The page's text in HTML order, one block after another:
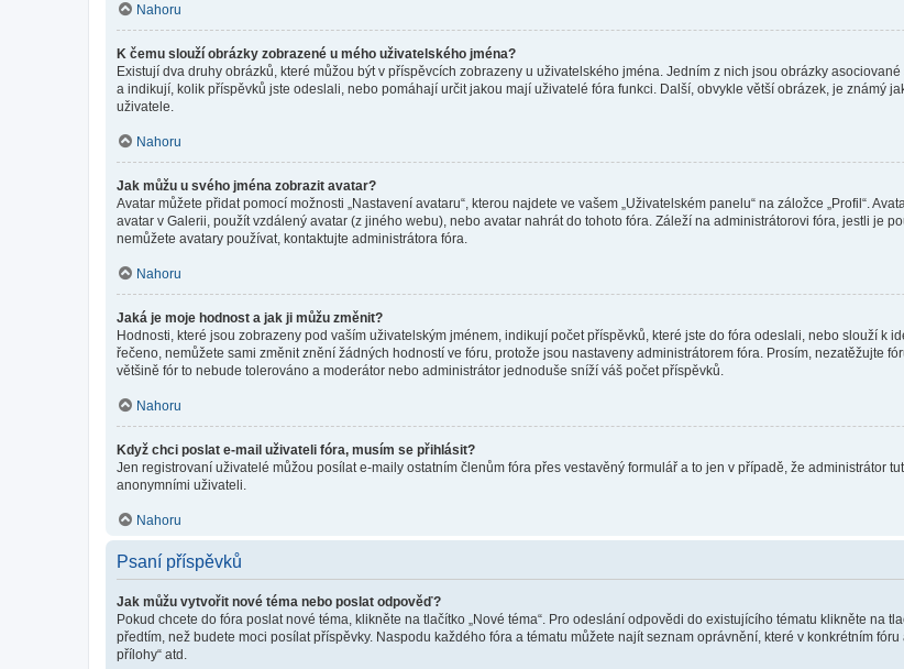
Nahoru
K čemu slouží obrázky zobrazené u mého uživatelského jména?
Existují dva druhy obrázků, které můžou být v příspěvcích zobrazeny u uživatelského jména. Jedním z nich jsou obrázky
a indikují, kolik příspěvků jste odeslali, nebo pomáhají určit jakou mají uživatelé fóra funkci. Další, obvykle větší obrázek, je známý
uživatele.
Nahoru
Jak můžu u svého jména zobrazit avatar?
Avatar můžete přidat pomocí možnosti „Nastavení avataru“, kterou najdete ve vašem „Uživatelském panelu“ na záložce „Profil“.
avatar v Galerii, použít vzdálený avatar (z jiného webu), nebo avatar nahrát do tohoto fóra. Záleží na administrátorovi fóra, jestli je
nemůžete avatary používat, kontaktujte administrátora fóra.
Nahoru
Jaká je moje hodnost a jak ji můžu změnit?
Hodnosti, které jsou zobrazeny pod vaším uživatelským jménem, indikují počet příspěvků, které jste do fóra odeslali, nebo slouží k
řečeno, nemůžete sami změnit znění žádných hodností ve fóru, protože jsou nastaveny administrátorem fóra. Prosím, nezatěžujte
většině fór to nebude tolerováno a moderátor nebo administrátor jednoduše sníží váš počet příspěvků.
Nahoru
Když chci poslat e-mail uživateli fóra, musím se přihlásit?
Jen registrovaní uživatelé můžou posílat e-maily ostatním členům fóra přes vestavěný formulář a to jen v případě, že administrátor
anonymními uživateli.
Nahoru
Psaní příspěvků
Jak můžu vytvořit nové téma nebo poslat odpověď?
Pokud chcete do fóra poslat nové téma, klikněte na tlačítko „Nové téma“. Pro odeslání odpovědi do existujícího tématu klikněte na
předtím, než budete moci posílat příspěvky. Naspodu každého fóra a tématu můžete najít seznam oprávnění, které v konkrétním
přílohy“ atd.